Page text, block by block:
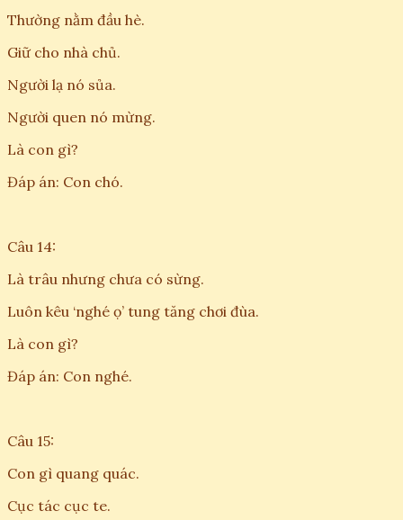
Thường nằm đầu hè.
Giữ cho nhà chủ.
Người lạ nó sủa.
Người quen nó mừng.
Là con gì?
Đáp án: Con chó.
Câu 14:
Là trâu nhưng chưa có sừng.
Luôn kêu ‘nghé ọ’ tung tăng chơi đùa.
Là con gì?
Đáp án: Con nghé.
Câu 15:
Con gì quang quác.
Cục tác cục te.